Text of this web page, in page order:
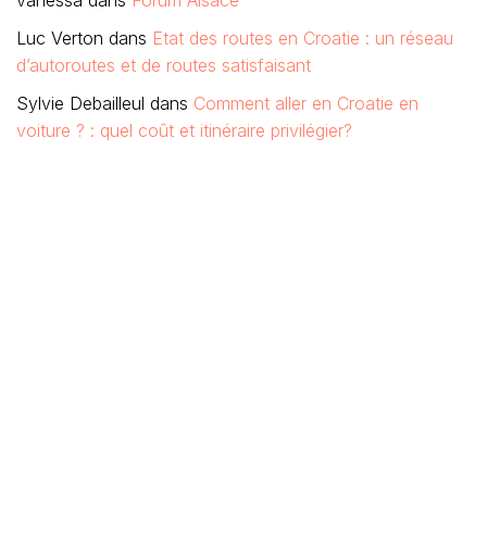
Luc Verton dans Etat des routes en Croatie : un réseau
d’autoroutes et de routes satisfaisant
Sylvie Debailleul dans Comment aller en Croatie en
voiture ? : quel coût et itinéraire privilégier?